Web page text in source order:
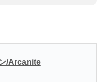
/Arcanite